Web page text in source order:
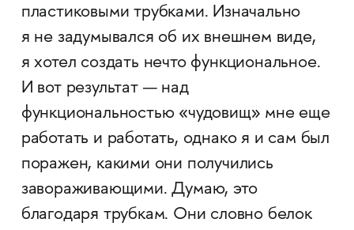
пластиковыми трубками. Изначально
я не задумывался об их внешнем виде,
я хотел создать нечто функциональное.
И вот результат — над
функциональностью «чудовищ» мне еще
работать и работать, однако я и сам был
поражен, какими они получились
завораживающими. Думаю, это
благодаря трубкам. Они словно белок